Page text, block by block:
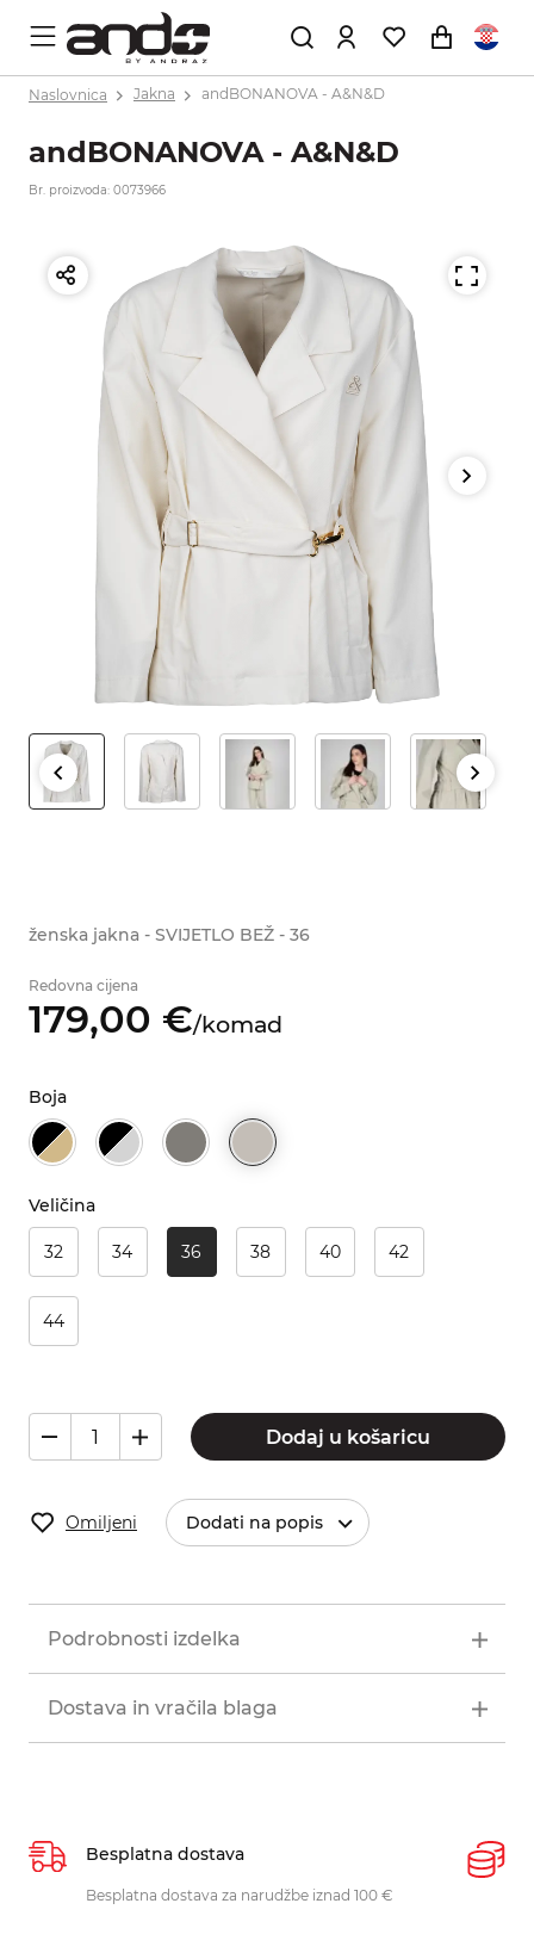
Naslovnica Jakna andBONANOVA - A&N&D
andBONANOVA - A&N&D
Br. proizvoda: 0073966
ženska jakna - SVIJETLO BEŽ - 36
Redovna cijena
179,00 €/komad
Boja
Veličina
32 34 36 38 40 42
44
Dodaj u košaricu
Omiljeni Dodati na popis
Podrobnosti izdelka
Dostava in vračila blaga
Besplatna dostava
Besplatna dostava za narudžbe iznad 100 €